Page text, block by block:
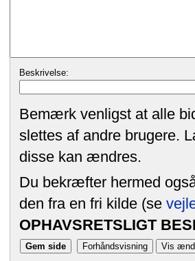
Beskrivelse:
Bemærk venligst at alle
slettes af andre brugere.
disse kan ændres.
Du bekræfter hermed
den fra en fri kilde (se
OPHAVSRETSLIGT